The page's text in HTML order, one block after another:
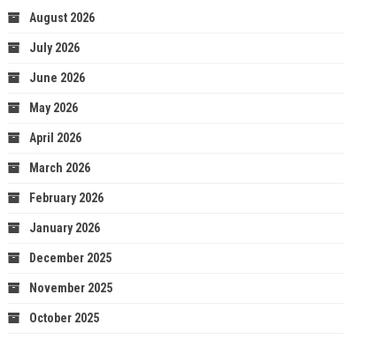
August 2026
July 2026
June 2026
May 2026
April 2026
March 2026
February 2026
January 2026
December 2025
November 2025
October 2025